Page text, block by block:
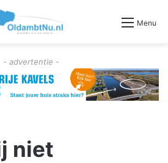
Menu
- advertentie -
niet